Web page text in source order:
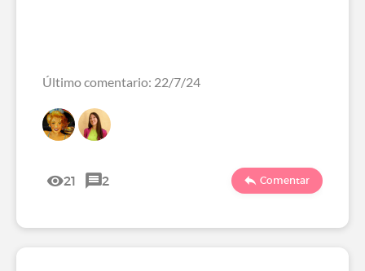
Último comentario: 22/7/24
21 2 Comentar